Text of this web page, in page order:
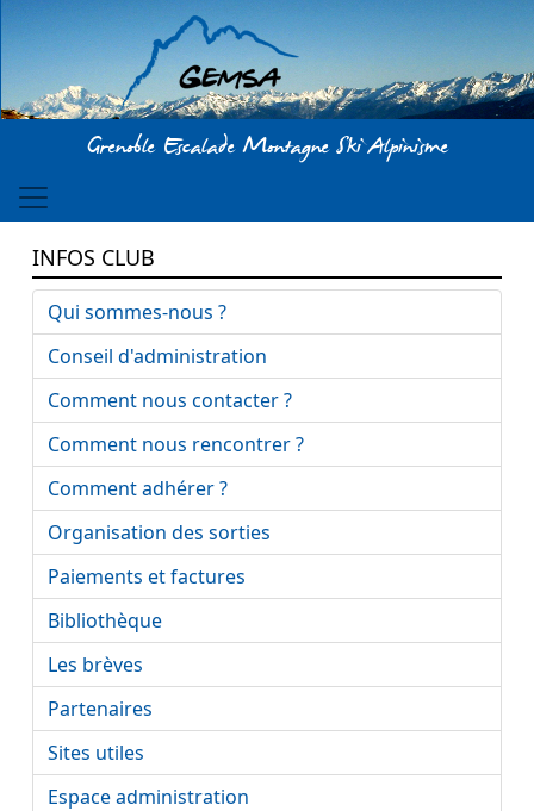
Aller au contenu principal
Grenoble Escalade Montagne Ski Alpinisme
INFOS CLUB
Qui sommes-nous ?
Conseil d'administration
Comment nous contacter ?
Comment nous rencontrer ?
Comment adhérer ?
Organisation des sorties
Paiements et factures
Bibliothèque
Les brèves
Partenaires
Sites utiles
Espace administration